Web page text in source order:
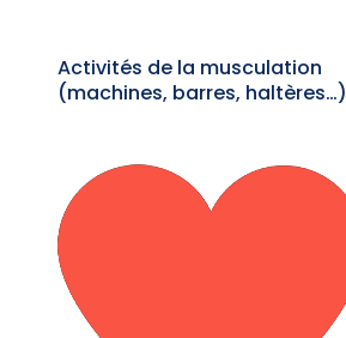
Activités de la musculation
(machines, barres, haltères…)